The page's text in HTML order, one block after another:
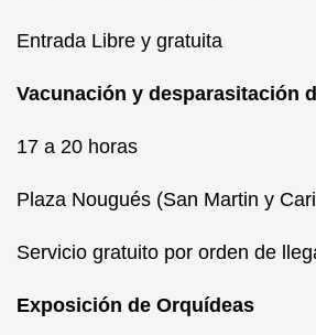
Entrada Libre y gratuita
Vacunación y desparasitación
17 a 20 horas
Plaza Nougués (San Martin y
Servicio gratuito por orden de
Exposición de Orquídeas